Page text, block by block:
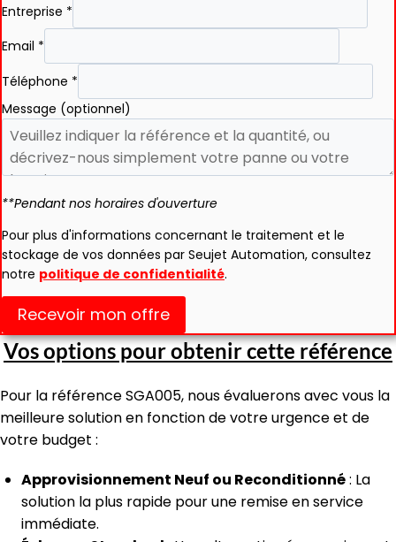
Entreprise *
Email *
Téléphone *
Message (optionnel)
**Pendant nos horaires d'ouverture
Pour plus d'informations concernant le traitement et le
stockage de vos données par Seujet Automation, consultez
notre politique de confidentialité.
Recevoir mon offre
Vos options pour obtenir cette référence
Pour la référence SGA005, nous évaluerons avec vous la
meilleure solution en fonction de votre urgence et de
votre budget :
Approvisionnement Neuf ou Reconditionné: La
solution la plus rapide pour une remise en service
immédiate.